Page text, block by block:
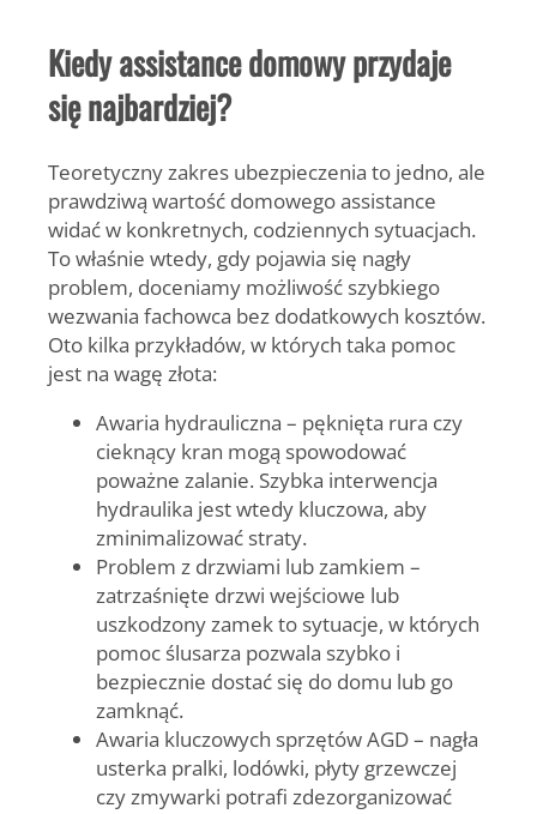
Kiedy assistance domowy przydaje
się najbardziej?
Teoretyczny zakres ubezpieczenia to jedno, ale
prawdziwą wartość domowego assistance
widać w konkretnych, codziennych sytuacjach.
To właśnie wtedy, gdy pojawia się nagły
problem, doceniamy możliwość szybkiego
wezwania fachowca bez dodatkowych kosztów.
Oto kilka przykładów, w których taka pomoc
jest na wagę złota:
Awaria hydrauliczna – pęknięta rura czy
cieknący kran mogą spowodować
poważne zalanie. Szybka interwencja
hydraulika jest wtedy kluczowa, aby
zminimalizować straty.
Problem z drzwiami lub zamkiem –
zatrzaśnięte drzwi wejściowe lub
uszkodzony zamek to sytuacje, w których
pomoc ślusarza pozwala szybko i
bezpiecznie dostać się do domu lub go
zamknąć.
Awaria kluczowych sprzętów AGD– nagła
usterka pralki, lodówki, płyty grzewczej
czy zmywarki potrafi zdezorganizować